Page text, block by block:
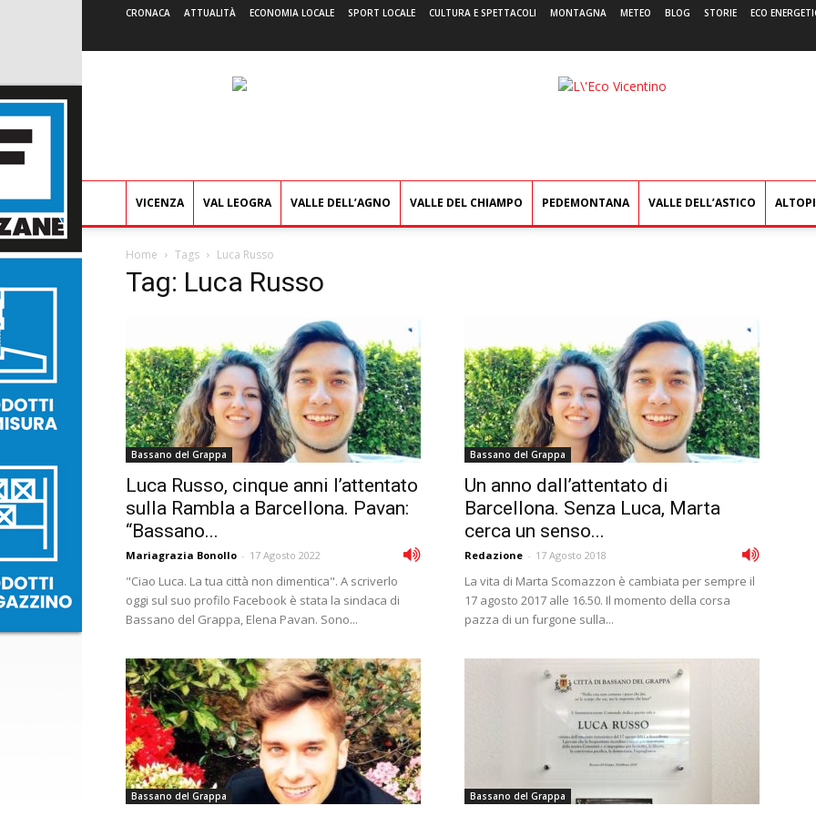
CRONACA ATTUALITÀ ECONOMIA LOCALE SPORT LOCALE CULTURA E SPETTACOLI MONTAGNA METEO BLOG STORIE ECO
L'Eco
VICENZA VAL LEOGRA VALLE DELL’AGNO VALLE DEL CHIAMPO PEDEMONTANA VALLE DELL’ASTICO
Home Tags Luca Russo
Tag: Luca Russo
Bassano del Grappa
Luca Russo, cinque anni l’attentato
sulla Rambla a Barcellona. Pavan:
“Bassano...
Mariagrazia Bonollo - 17 Agosto 2022
"Ciao Luca. La tua città non dimentica". A scriverlo
oggi sul suo profilo Facebook è stata la sindaca di
Bassano del Grappa, Elena Pavan. Sono...
Bassano del Grappa
Un anno dall’attentato di
Barcellona. Senza Luca, Marta
cerca un senso...
Redazione - 17 Agosto 2018
La vita di Marta Scomazzon è cambiata per sempre il
17 agosto 2017 alle 16.50. Il momento della corsa
pazza di un furgone sulla...
Bassano del Grappa Bassano del Grappa